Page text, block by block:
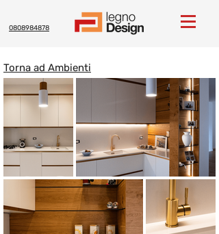
0808984878
Torna ad Ambienti